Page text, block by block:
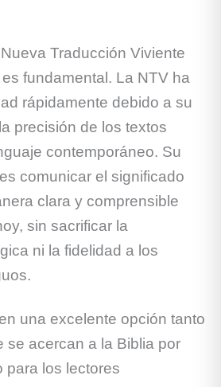
Traducción Viviente
fundamental. La NTV ha
rápidamente debido a su
precisión de los textos
contemporáneo. Su
comunicar el significado
clara y comprensible
sin sacrificar la
ni la fidelidad a los
una excelente opción tanto
se acercan a la Biblia por
para los lectores